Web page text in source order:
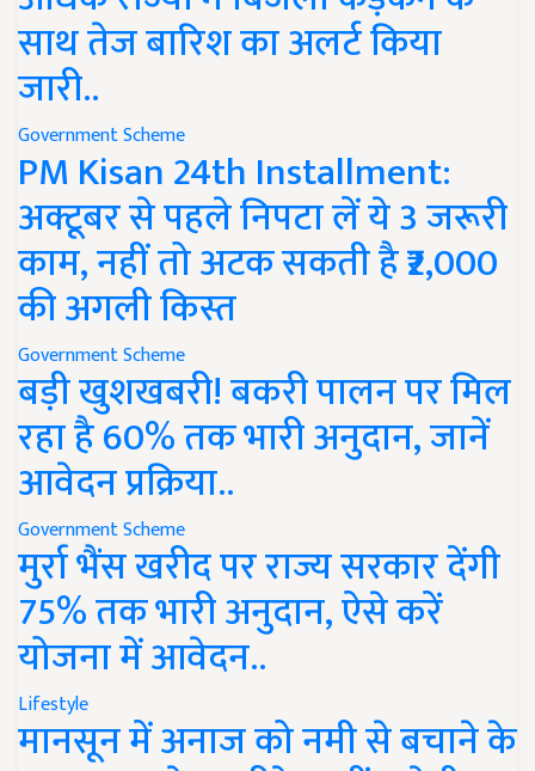
साथ तेज बारिश का अलर्ट किया
जारी..
Government Scheme
PM Kisan 24th Installment:
अक्टूबर से पहले निपटा लें ये 3 जरूरी
काम, नहीं तो अटक सकती है ₹2,000
की अगली किस्त
Government Scheme
बड़ी खुशखबरी! बकरी पालन पर मिल
रहा है 60% तक भारी अनुदान, जानें
आवेदन प्रक्रिया..
Government Scheme
मुर्रा भैंस खरीद पर राज्य सरकार देंगी
75% तक भारी अनुदान, ऐसे करें
योजना में आवेदन..
Lifestyle
मानसून में अनाज को नमी से बचाने के